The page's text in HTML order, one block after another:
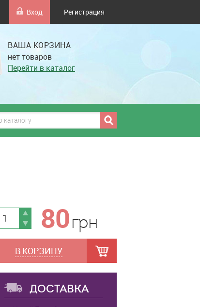
Вход Регистрация
ВАША КОРЗИНА
нет товаров
Перейти в каталог
грн
80грн
В КОРЗИНУ
ДОСТАВКА